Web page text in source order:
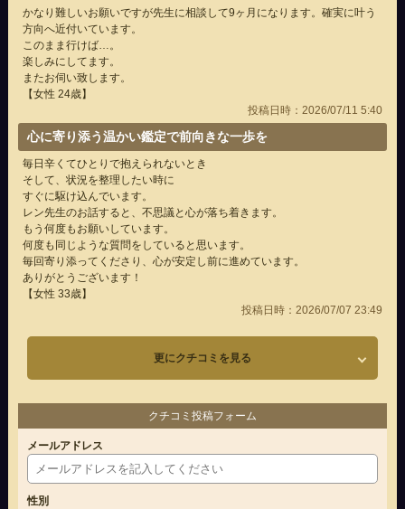
かなり難しいお願いですが先生に相談して9ヶ月になります。確実に叶う
方向へ近付いています。
このまま行けば…。
楽しみにしてます。
またお伺い致します。
【女性 24歳】
投稿日時：2026/07/11 5:40
心に寄り添う温かい鑑定で前向きな一歩を
毎日辛くてひとりで抱えられないとき
そして、状況を整理したい時に
すぐに駆け込んでいます。
レン先生のお話すると、不思議と心が落ち着きます。
もう何度もお願いしています。
何度も同じような質問をしていると思います。
毎回寄り添ってくださり、心が安定し前に進めています。
ありがとうございます！
【女性 33歳】
投稿日時：2026/07/07 23:49
更にクチコミを見る
クチコミ投稿フォーム
メールアドレス
性別